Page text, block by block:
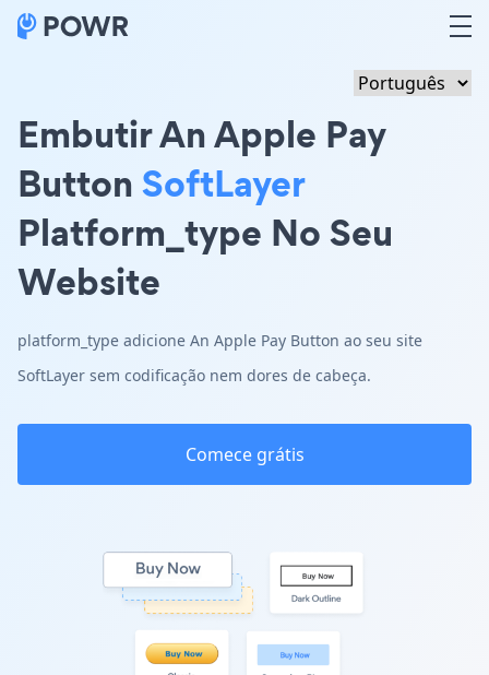
Embutir An Apple Pay
ButtonSoftLayer
Platform_type No Seu
Website
platform_type adicione An Apple Pay Button ao seu site
SoftLayer sem codificação nem dores de cabeça.
Comece grátis